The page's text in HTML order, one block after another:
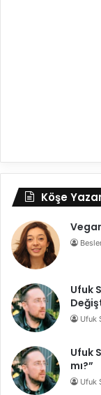
Köşe
Ufuk
Ufuk
Ufuk
mı?”
Ufuk